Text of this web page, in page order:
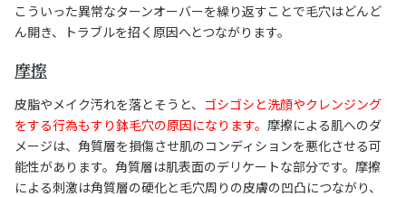
こういった異常なターンオーバーを繰り返すことで毛穴はどんど
ん開き、トラブルを招く原因へとつながります。
摩擦
皮脂やメイク汚れを落とそうと、 ゴシゴシと洗顔やクレンジング
をする行為もすり鉢毛穴の原因になります。 摩擦による肌へのダ
メージは、角質層を損傷させ肌のコンディションを悪化させる可
能性があります。角質層は肌表面のデリケートな部分です。摩擦
による刺激は角質層の硬化と毛穴周りの皮膚の凹凸につながり、